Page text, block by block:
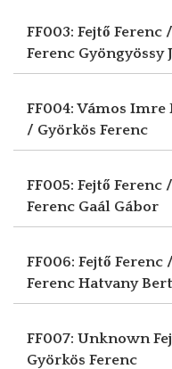
FF003: Fejtő
Ferenc Gyöngyössy
FF004: Vámos Imre
/ Györkös Ferenc
FF005: Fejtő
Ferenc Gaál Gábor
FF006: Fejtő
Ferenc Hatvany
FF007: Unknown
Györkös Ferenc